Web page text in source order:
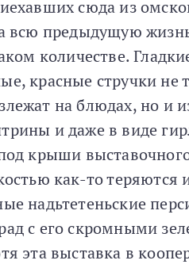
сюда из
всю предыдущую
количестве.
красные стручки не
на блюдах, но и
и даже в виде
крыши
как-то теряются
надьтетеньские
с его скромными
эта выставка в